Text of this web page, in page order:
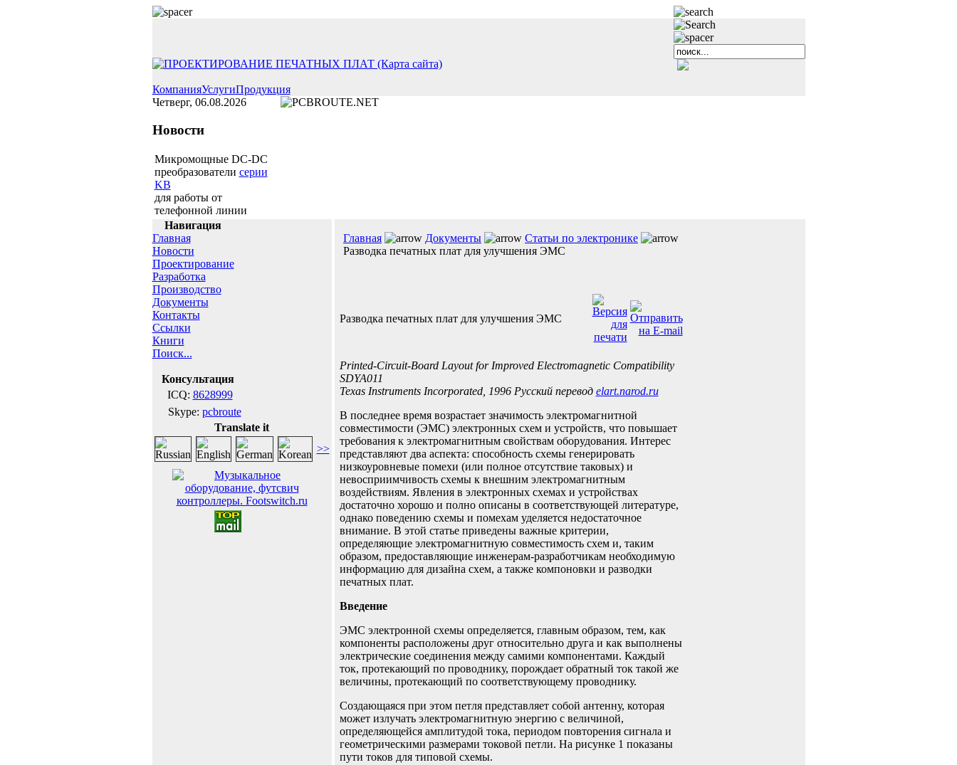
КомпанияУслугиПродукция
Четверг, 06.08.2026
Новости
Микромощные DC-DC
преобразователи серии
KB
для работы от
телефонной линии
Навигация
Главная
Новости
Проектирование
Разработка
Производство
Документы
Контакты
Ссылки
Книги
Поиск...
Консультация
ICQ: 8628999
Skype: pcbroute
Translate it
>>
Главная Документы
Статьи по электронике
Разводка печатных плат для улучшения ЭМС
Разводка печатных плат для улучшения ЭМС
Printed-Circuit-Board Layout for Improved Electromagnetic Compatibility
SDYA011
Texas Instruments Incorporated, 1996 Русский перевод elart.narod.ru
В последнее время возрастает значимость электромагнитной
совместимости (ЭМС) электронных схем и устройств, что повышает
требования к электромагнитным свойствам оборудования. Интерес
представляют два аспекта: способность схемы генерировать
низкоуровневые помехи (или полное отсутствие таковых) и
невосприимчивость схемы к внешним электромагнитным
воздействиям. Явления в электронных схемах и устройствах
достаточно хорошо и полно описаны в соответствующей литературе,
однако поведению схемы и помехам уделяется недостаточное
внимание. В этой статье приведены важные критерии,
определяющие электромагнитную совместимость схем и, таким
образом, предоставляющие инженерам-разработчикам необходимую
информацию для дизайна схем, а также компоновки и разводки
печатных плат.
Введение
ЭМС электронной схемы определяется, главным образом, тем, как
компоненты расположены друг относительно друга и как выполнены
электрические соединения между самими компонентами. Каждый
ток, протекающий по проводнику, порождает обратный ток такой же
величины, протекающий по соответствующему проводнику.
Создающаяся при этом петля представляет собой антенну, которая
может излучать электромагнитную энергию с величиной,
определяющейся амплитудой тока, периодом повторения сигнала и
геометрическими размерами токовой петли. На рисунке 1 показаны
пути токов для типовой схемы.